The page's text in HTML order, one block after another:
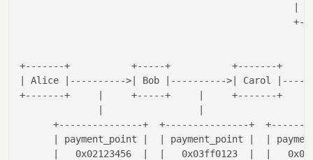
|
| Alice | ---------->| Bob | ---------->| Carol |
+-------+
|     +-----+     |
     +-------+
|                 |
+---------------+  +---------------+
| payment_point |
| payment_point |
|
|   0x02123456  |
|   0x03ff0123  | |